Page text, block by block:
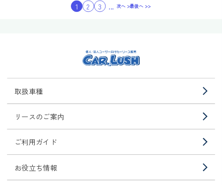
1 2 3 ... 次へ >最後へ >>
取扱車種
リースのご案内
ご利用ガイド
お役立ち情報